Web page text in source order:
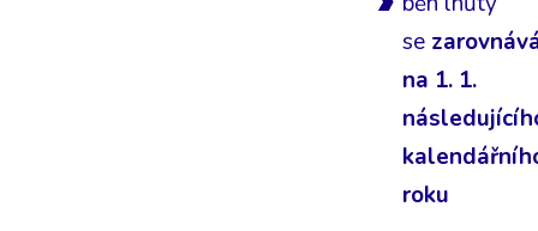
se
na 1. 1.
roku